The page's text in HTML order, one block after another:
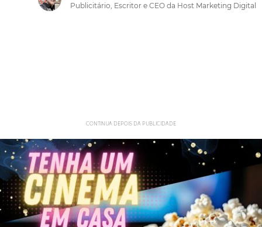
Publicitário, Escritor e CEO da Host Marketing Digital
CONTINUA DEPOIS DA PUBLICIDADE